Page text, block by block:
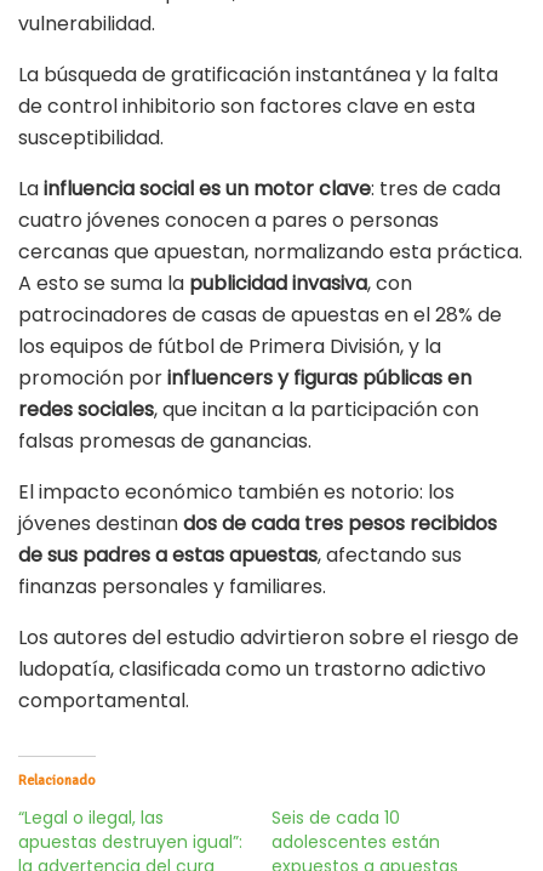
vulnerabilidad.
La búsqueda de gratificación instantánea y la falta
de control inhibitorio son factores clave en esta
susceptibilidad.
Lainfluencia social es un motor clave: tres de cada
cuatro jóvenes conocen a pares o personas
cercanas que apuestan, normalizando esta práctica.
A esto se suma la publicidad invasiva, con
patrocinadores de casas de apuestas en el 28% de
los equipos de fútbol de Primera División, y la
promoción porinfluencers y figuras públicas en
redes sociales, que incitan a la participación con
falsas promesas de ganancias.
El impacto económico también es notorio: los
jóvenes destinandos de cada tres pesos recibidos
de sus padres a estas apuestas, afectando sus
finanzas personales y familiares.
Los autores del estudio advirtieron sobre el riesgo de
ludopatía, clasificada como un trastorno adictivo
comportamental.
Relacionado
“Legal o ilegal, las
apuestas destruyen igual”:
Seis de cada 10
adolescentes están